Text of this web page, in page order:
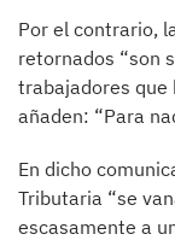
Por el contrario,
retornados “son
trabajadores que
añaden: “Para
En dicho
Tributaria “se
escasamente a